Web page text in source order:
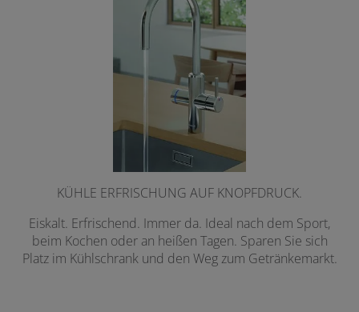
KÜHLE ERFRISCHUNG AUF KNOPFDRUCK.
Eiskalt. Erfrischend. Immer da. Ideal nach dem Sport,
beim Kochen oder an heißen Tagen. Sparen Sie sich
Platz im Kühlschrank und den Weg zum Getränkemarkt.